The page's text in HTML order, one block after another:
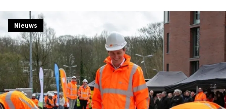
Nieuws